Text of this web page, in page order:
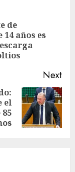
de
años es
Next
el